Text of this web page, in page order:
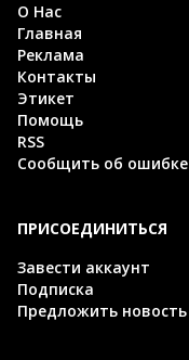
О Нас
Главная
Реклама
Контакты
Этикет
Помощь
RSS
Сообщить об ошибке
ПРИСОЕДИНИТЬСЯ
Завести аккаунт
Подписка
Предложить новость